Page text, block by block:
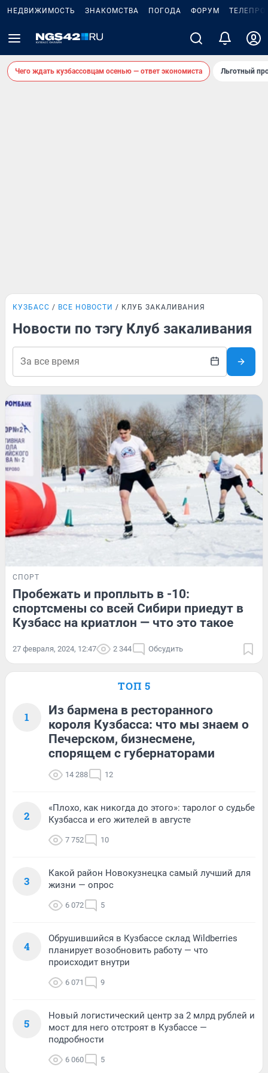
НЕДВИЖИМОСТЬ ЗНАКОМСТВА ПОГОДА ФОРУМ
Чего ждать кузбассовцам осенью — ответ экономиста Льготный
КУЗБАСС ВСЕ НОВОСТИ КЛУБ ЗАКАЛИВАНИЯ
Новости по тэгу Клуб закаливания
СПОРТ
Пробежать и проплыть в -10:
спортсмены со всей Сибири приедут в
Кузбасс на криатлон — что это такое
27 февраля, 2024, 12:47 2 344 Обсудить
ТОП 5
1
Из бармена в ресторанного
короля Кузбасса: что мы знаем о
Печерском, бизнесмене,
спорящем с губернаторами
14 288 12
2
«Плохо, как никогда до этого»: таролог о судьбе
Кузбасса и его жителей в августе
7 752 10
3
Какой район Новокузнецка самый лучший для
жизни — опрос
6 072 5
4
Обрушившийся в Кузбассе склад Wildberries
планирует возобновить работу — что
происходит внутри
6 071 9
5
Новый логистический центр за 2 млрд рублей и
мост для него отстроят в Кузбассе —
подробности
6 060 5